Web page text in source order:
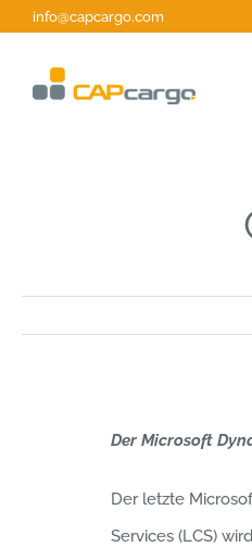
springen
info@capcargo.com
Der Microsoft
Der letzte
Services (LCS)